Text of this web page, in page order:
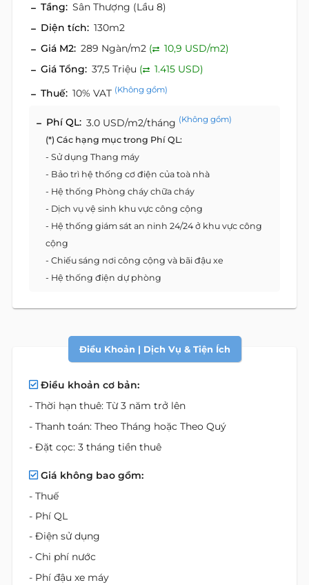
Tầng: Sân Thượng (Lầu 8)
Diện tích: 130m2
Giá M2: 289 Ngàn/m2 (
10,9 USD/m2)
Giá Tổng: 37,5 Triệu (
1.415 USD)
Thuế: 10% VAT (Không gồm)
Phí QL: 3.0 USD/m2/tháng (Không gồm)
(*) Các hạng mục trong Phí QL:
- Sử dụng Thang máy
- Bảo trì hệ thống cơ điện của toà nhà
- Hệ thống Phòng cháy chữa cháy
- Dịch vụ vệ sinh khu vực công cộng
- Hệ thống giám sát an ninh 24/24 ở khu vực công
cộng
- Chiếu sáng nơi công cộng và bãi đậu xe
- Hệ thống điện dự phòng
Điều Khoản | Dịch Vụ & Tiện Ích
Điều khoản cơ bản:
- Thời hạn thuê: Từ 3 năm trở lên
- Thanh toán: Theo Tháng hoặc Theo Quý
- Đặt cọc: 3 tháng tiền thuê
Giá không bao gồm:
- Thuế
- Phí QL
- Điện sử dụng
- Chi phí nước
- Phí đậu xe máy